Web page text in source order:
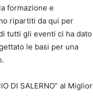
formazione e
ripartiti da qui per
tutti gli eventi ci ha dato
le basi per una
DI SALERNO” al Miglior